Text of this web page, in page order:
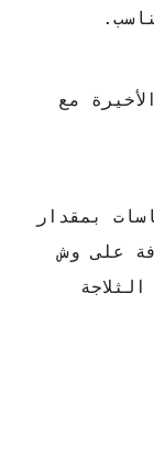
مع
بمقدار
على وش